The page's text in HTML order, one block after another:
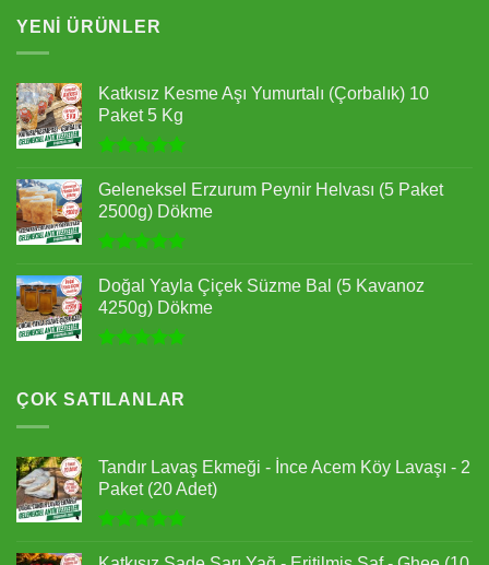
YENI ÜRÜNLER
Katkısız Kesme Aşı Yumurtalı (Çorbalık) 10
Paket 5 Kg
5.00oy
aldı
Geleneksel Erzurum Peynir Helvası (5 Paket
2500g) Dökme
5.00oy
aldı
Doğal Yayla Çiçek Süzme Bal (5 Kavanoz
4250g) Dökme
aldı
ÇOK SATILANLAR
Tandır Lavaş Ekmeği - İnce Acem Köy Lavaşı - 2
Paket (20 Adet)